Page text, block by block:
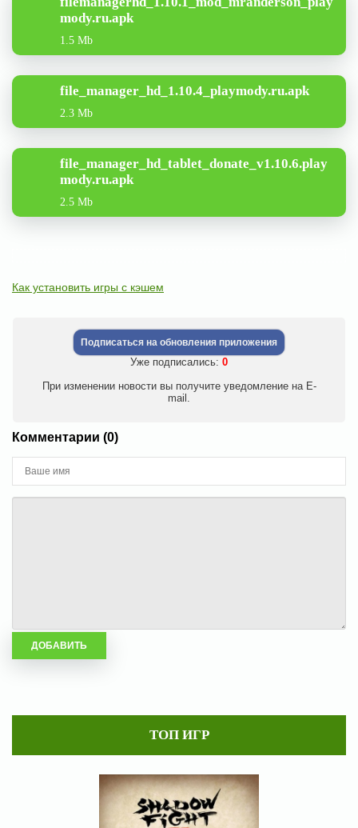
mody.ru.apk
1.5 Mb
file_manager_hd_1.10.4_playmody.ru.apk
2.3 Mb
file_manager_hd_tablet_donate_v1.10.6.play
mody.ru.apk
2.5 Mb
Как установить игры с кэшем
Подписаться на обновления приложения
Уже подписались: 0
При изменении новости вы получите уведомление на E-
mail.
Комментарии (0)
ТОП ИГР